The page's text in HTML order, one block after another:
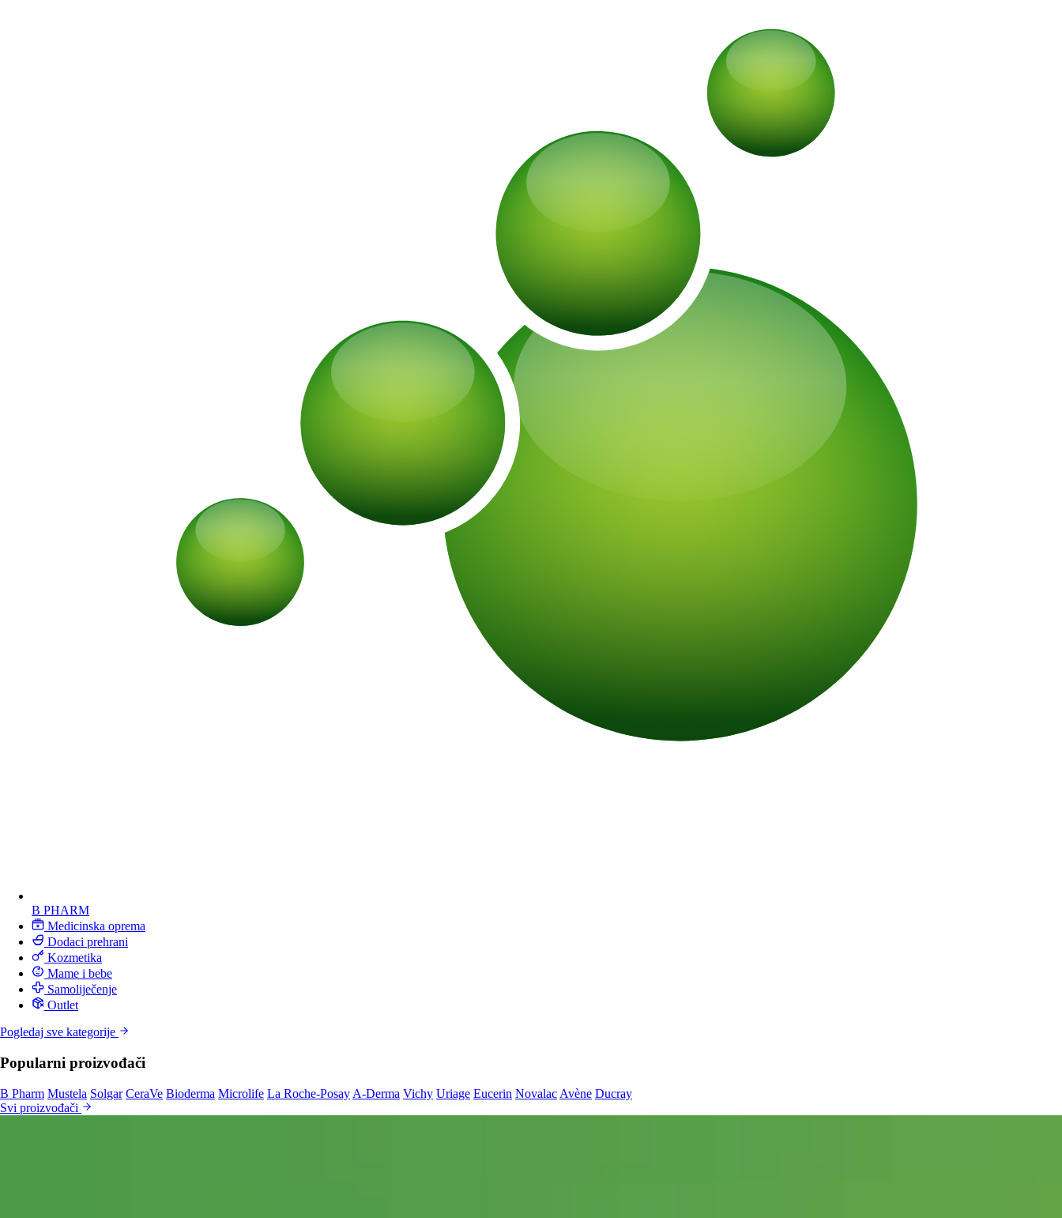
B PHARM
Medicinska oprema
Dodaci prehrani
Kozmetika
Mame i bebe
Samoliječenje
Outlet
Pogledaj sve kategorije
Popularni proizvođači
B Pharm Mustela Solgar CeraVe Bioderma Microlife La Roche-Posay A-Derma Vichy Uriage Eucerin Novalac Avène Ducray
Svi proizvođači